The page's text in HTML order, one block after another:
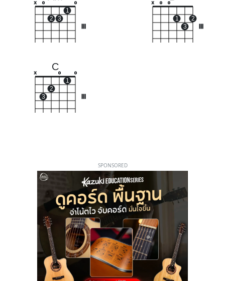
x o
2 3
1
o x o o
1
3
2
C
x
3
2
o
1
o
SPONSORED